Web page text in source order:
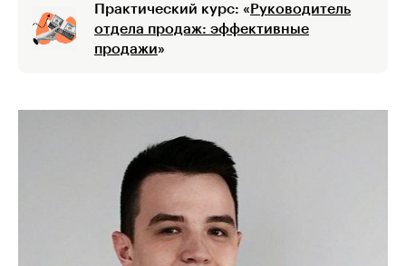
Практический курс: « Руководитель
отдела продаж: эффективные
продажи»